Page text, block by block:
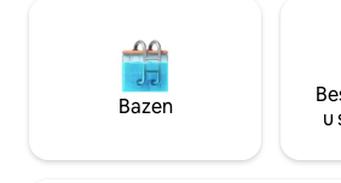
čak i unutar kuće. Oko cijele kuće
se veliki balkon širok 3 metra gdje
možete uživati u tišini u hladovini. Imamo
parkirališno mjesto za one koji dolaze
gliserom ili brodom.
Bazen
u